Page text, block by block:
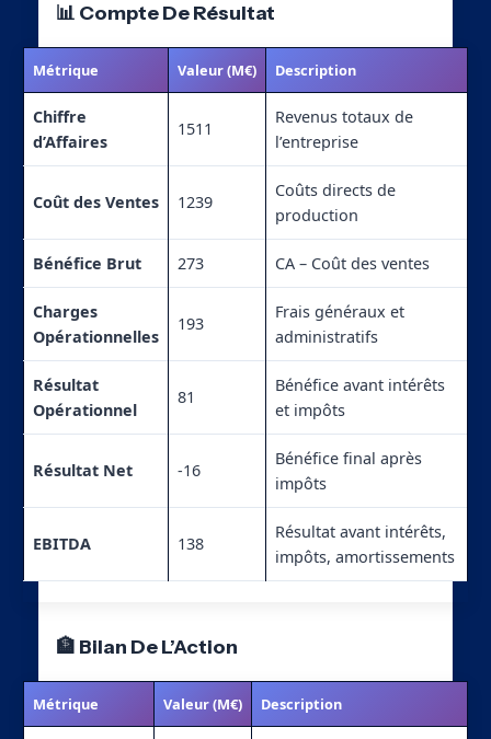
📊 Compte De Résultat
Métrique Valeur (M€) Description
Chiffre
d’Affaires
1511
Revenus totaux de
l’entreprise
Coût des Ventes 1239
Coûts directs de
production
Bénéfice Brut 273 CA – Coût des ventes
Charges
Opérationnelles
193
Frais généraux et
administratifs
Résultat
Opérationnel
81
Bénéfice avant intérêts
et impôts
Résultat Net -16
Bénéfice final après
impôts
EBITDA 138
Résultat avant intérêts,
impôts, amortissements
🏦 Bilan De L’Action
Métrique Valeur (M€) Description